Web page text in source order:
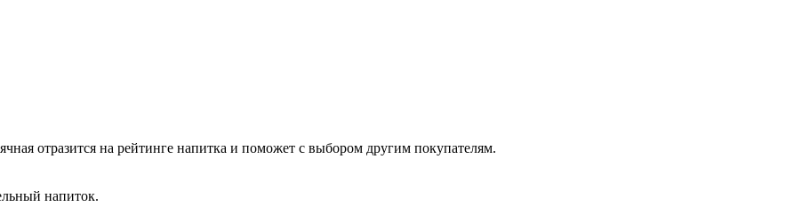
отразится на рейтинге напитка и поможет с выбором другим покупателям.
напиток.